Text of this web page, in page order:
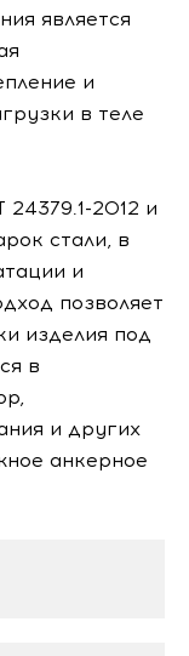
является
и
в теле
2012 и
стали, в
и
позволяет
изделия под
в
и других
анкерное